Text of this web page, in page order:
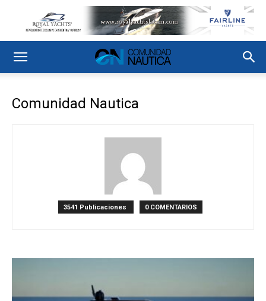
Comunidad Nautica
3541 Publicaciones 0 COMENTARIOS